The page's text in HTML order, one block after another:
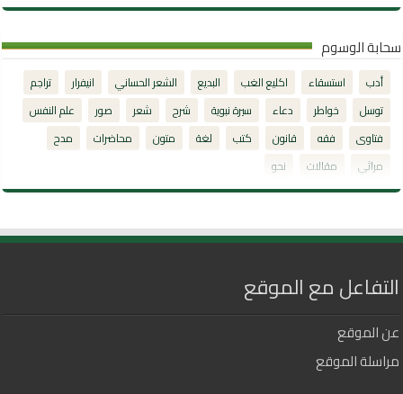
سحابة الوسوم
أدب استسقاء اكليع الغب البديع الشعر الحساني انيفرار
تراجم
توسل
خواطر دعاء سيرة نبوية شرح شعر صور
علم النفس
فتاوى
فقه قانون كتب لغة متون محاضرات
مدح
مراثي
مقالات نحو
التفاعل مع الموقع
عن الموقع
مراسلة الموقع